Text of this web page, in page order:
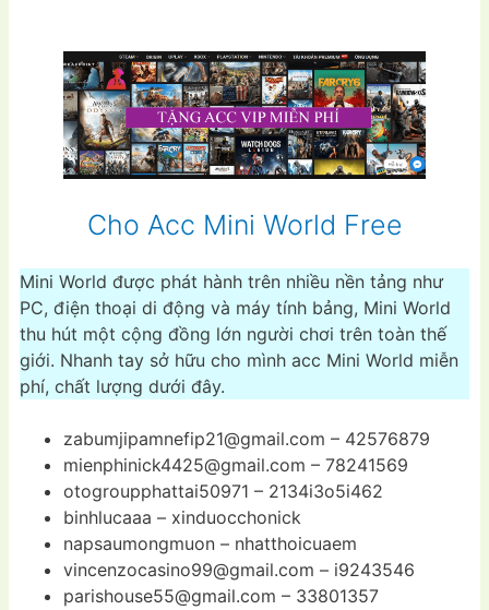
Cho Acc Mini World Free
Mini World được phát hành trên nhiều nền tảng như
PC, điện thoại di động và máy tính bảng, Mini World
thu hút một cộng đồng lớn người chơi trên toàn thế
giới. Nhanh tay sở hữu cho mình acc Mini World miễn
phí, chất lượng dưới đây.
zabumjipamnefip21@gmail.com – 42576879
mienphinick4425@gmail.com – 78241569
otogroupphattai50971 – 2134i3o5i462
binhlucaaa – xinduocchonick
napsaumongmuon – nhatthoicuaem
vincenzocasino99@gmail.com – i9243546
parishouse55@gmail.com – 33801357